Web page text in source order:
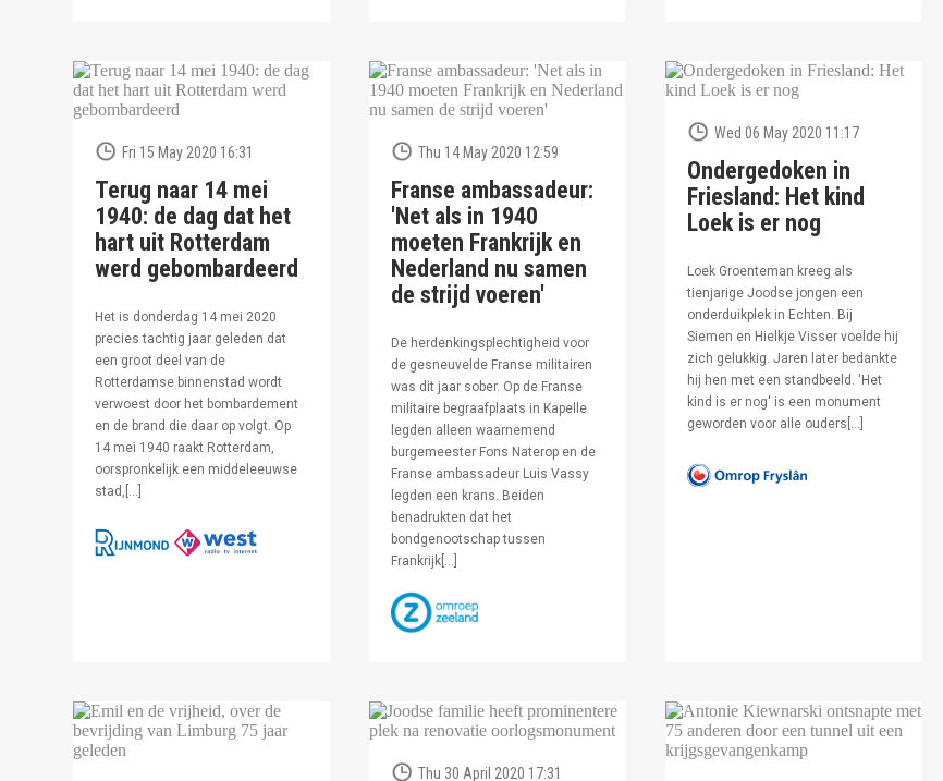
Fri 15 May 2020 16:31
Terug naar 14 mei
1940: de dag dat het
hart uit Rotterdam
werd gebombardeerd
Het is donderdag 14 mei 2020
precies tachtig jaar geleden dat
een groot deel van de
Rotterdamse binnenstad wordt
verwoest door het bombardement
en de brand die daar op volgt. Op
14 mei 1940 raakt Rotterdam,
oorspronkelijk een middeleeuwse
stad,[…]
Thu 14 May 2020 12:59
Franse ambassadeur:
'Net als in 1940
moeten Frankrijk en
Nederland nu samen
de strijd voeren'
De herdenkingsplechtigheid voor
de gesneuvelde Franse militairen
was dit jaar sober. Op de Franse
militaire begraafplaats in Kapelle
legden alleen waarnemend
burgemeester Fons Naterop en de
Franse ambassadeur Luis Vassy
legden een krans. Beiden
benadrukten dat het
bondgenootschap tussen
Frankrijk[…]
Wed 06 May 2020 11:17
Ondergedoken in
Friesland: Het kind
Loek is er nog
Loek Groenteman kreeg als
tienjarige Joodse jongen een
onderduikplek in Echten. Bij
Siemen en Hielkje Visser voelde hij
zich gelukkig. Jaren later bedankte
hij hen met een standbeeld. 'Het
kind is er nog' is een monument
geworden voor alle ouders[…]
Thu 30 April 2020 17:31